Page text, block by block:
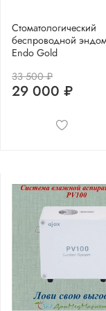
Стоматологический
беспроводной
Endo Gold
33 500 ₽
29 000 ₽